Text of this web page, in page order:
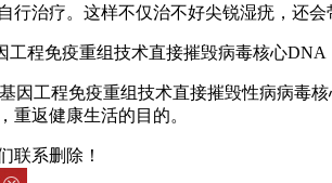
行治疗。这样不仅治不好尖锐湿疣，还
程免疫重组技术直接摧毁病毒核心
因工程免疫重组技术直接摧毁性病病毒
重返健康生活的目的。
联系删除！